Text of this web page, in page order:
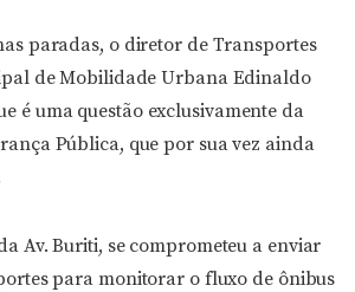
paradas, o diretor de Transportes
de Mobilidade Urbana Edinaldo
é uma questão exclusivamente da
Pública, que por sua vez ainda
Av. Buriti, se comprometeu a enviar
para monitorar o fluxo de ônibus